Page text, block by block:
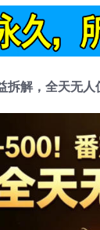
解，全天无人